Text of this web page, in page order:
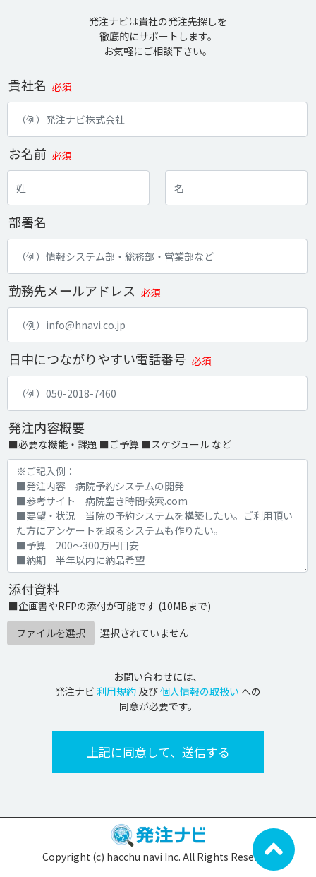
発注ナビは貴社の発注先探しを
徹底的にサポートします。
お気軽にご相談下さい。
貴社名 必須
お名前 必須
部署名
勤務先メールアドレス 必須
日中につながりやすい電話番号 必須
発注内容概要
■必要な機能・課題 ■ご予算 ■スケジュール など
添付資料
■企画書やRFPの添付が可能です (10MBまで)
ファイルを選択
選択されていません
お問い合わせには、
発注ナビ 利用規約 及び個人情報の取扱い への
同意が必要です。
Copyright (c) hacchu navi Inc. All Rights Reserved